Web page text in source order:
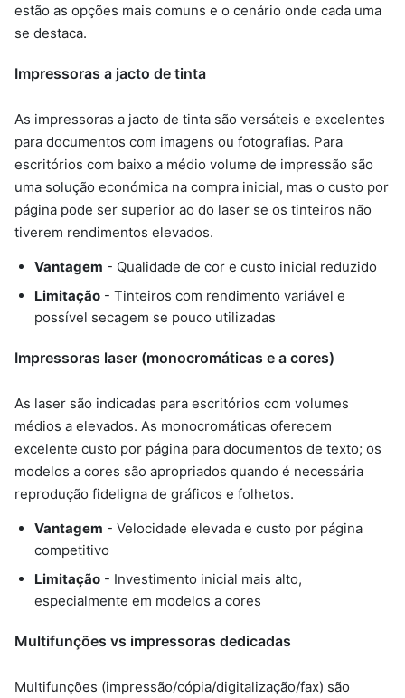
estão as opções mais comuns e o cenário onde cada uma
se destaca.
Impressoras a jacto de tinta
As impressoras a jacto de tinta são versáteis e excelentes
para documentos com imagens ou fotografias. Para
escritórios com baixo a médio volume de impressão são
uma solução económica na compra inicial, mas o custo por
página pode ser superior ao do laser se os tinteiros não
tiverem rendimentos elevados.
Vantagem - Qualidade de cor e custo inicial reduzido
Limitação - Tinteiros com rendimento variável e
possível secagem se pouco utilizadas
Impressoras laser (monocromáticas e a cores)
As laser são indicadas para escritórios com volumes
médios a elevados. As monocromáticas oferecem
excelente custo por página para documentos de texto; os
modelos a cores são apropriados quando é necessária
reprodução fideligna de gráficos e folhetos.
Vantagem - Velocidade elevada e custo por página
competitivo
Limitação - Investimento inicial mais alto,
especialmente em modelos a cores
Multifunções vs impressoras dedicadas
Multifunções (impressão/cópia/digitalização/fax) são